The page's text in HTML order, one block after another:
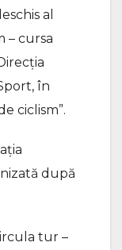
al
– cursa
în
ciclism”.
după
tur –